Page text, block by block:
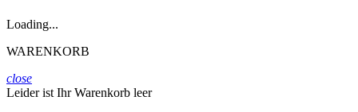
Loading...
WARENKORB
close
Leider ist Ihr Warenkorb leer